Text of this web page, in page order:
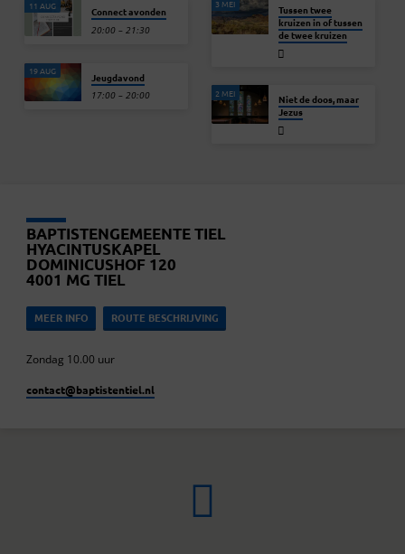
11 AUG Connect avonden
20:00 – 21:30
19 AUG Jeugdavond
17:00 – 20:00
3 MEI
Tussen twee
kruizen in of tussen
de twee kruizen
2 MEI
Niet de doos, maar
Jezus
BAPTISTENGEMEENTE TIEL
HYACINTUSKAPEL
DOMINICUSHOF 120
4001 MG TIEL
MEER INFO ROUTE BESCHRIJVING
Zondag 10.00 uur
contact​@baptistentiel.nl